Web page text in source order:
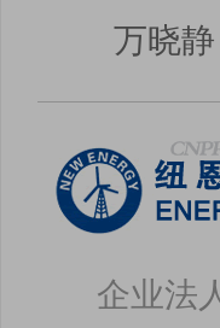
万晓静
企业法